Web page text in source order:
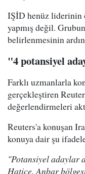
IŞİD henüz liderinin
yapmış değil.
belirlenmesinin
"4 potansiyel
Farklı uzmanlarla
gerçekleştiren
değerlendirmeleri
Reuters'a konuşan
konuya dair şu
"Potansiyel adaylar
Hatice, Anbar